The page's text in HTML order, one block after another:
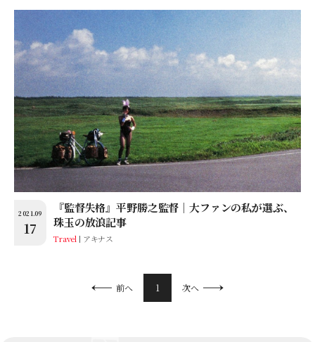
2021.09
17
『監督失格』平野勝之監督｜大ファンの私が選ぶ、
珠玉の放浪記事
Travel アキナス
前へ 1 次へ